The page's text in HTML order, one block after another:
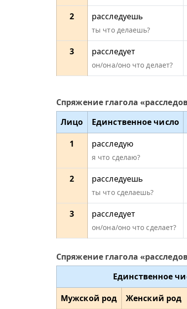
2 расследуешь
ты что делаешь?
3 расследует
он/она/оно что делает?
Спряжение глагола
Лицо
Единственное число
1
расследую
я что сделаю?
2 расследуешь
ты что сделаешь?
3 расследует
он/она/оно что сделает?
Спряжение глагола
Единственное
Мужской род Женский род